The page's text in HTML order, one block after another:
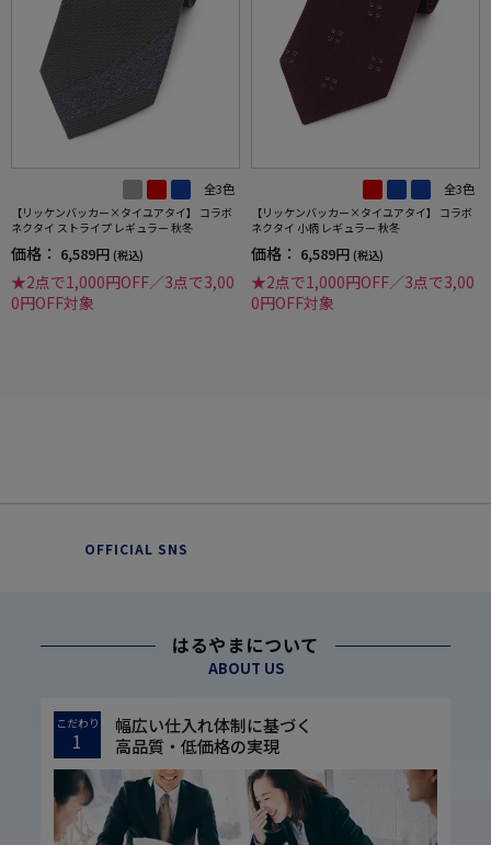
全3色
【リッケンバッカー×タイユアタイ】 コラボ
ネクタイ ストライプ レギュラー 秋冬
価格： 6,589円 (税込)
★2点で1,000円OFF／3点で3,00
0円OFF対象
全3色
【リッケンバッカー×タイユアタイ】 コラボ
ネクタイ 小柄 レギュラー 秋冬
価格： 6,589円 (税込)
★2点で1,000円OFF／3点で3,00
0円OFF対象
OFFICIAL SNS
はるやまについて
ABOUT US
こだわり
1
幅広い仕入れ体制に基づく
高品質・低価格の実現